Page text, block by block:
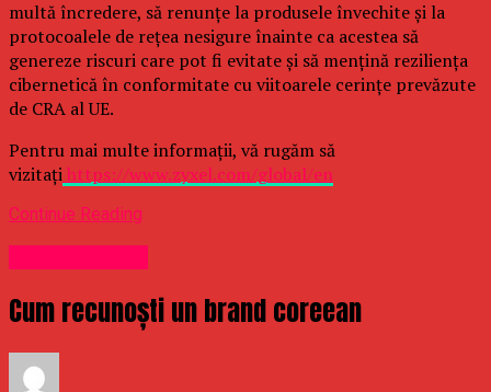
multă încredere, să renunțe la produsele învechite și la
protocoalele de rețea nesigure înainte ca acestea să
genereze riscuri care pot fi evitate și să mențină reziliența
cibernetică în conformitate cu viitoarele cerințe prevăzute
de CRA al UE.
Pentru mai multe informații, vă rugăm să
vizitațihttps://www.zyxel.com/global/en
Continue Reading
Cum recunoști un brand coreean